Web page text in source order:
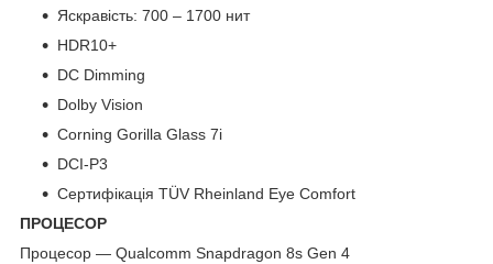
Яскравість: 700 – 1700 нит
HDR10+
DC Dimming
Dolby Vision
Corning Gorilla Glass 7i
DCI-P3
Сертифікація TÜV Rheinland Eye Comfort
ПРОЦЕСОР
Процесор — Qualcomm Snapdragon 8s Gen 4